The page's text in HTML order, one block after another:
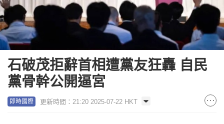
石破茂拒辭首相遭黨友狂轟 自民
黨骨幹公開逼宮
即時國際 更新時間：21:20 2025-07-22 HKT